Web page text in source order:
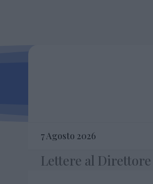
7 Agosto 2026
Lettere al Direttore